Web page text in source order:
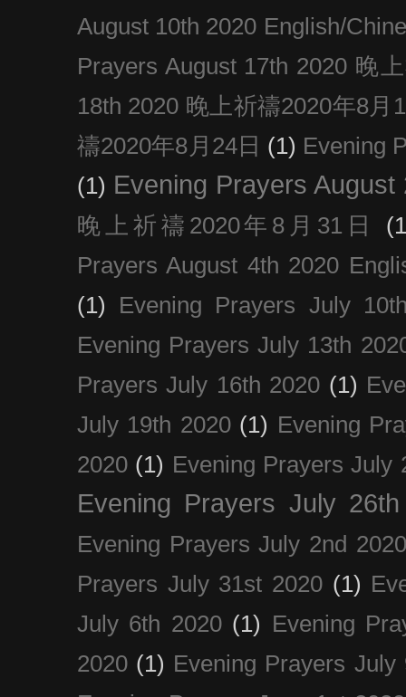
August 10th 2020 English/
Prayers August 17th 2020 晚
18th 2020 晚上祈禱2020年8月
禱2020年8月24日 (1) Evening
(1) Evening Prayers August
晚上祈禱2020年8月31日
Prayers August 4th 2020
(1)
Evening Prayers July
Evening Prayers July 13th
Prayers July 16th 2020 (1)
July 19th 2020 (1) Evening
2020 (1) Evening Prayers July
Evening Prayers July
Evening Prayers July 2nd 2020
Prayers July 31st 2020 (1)
July 6th 2020 (1) Evening
2020 (1) Evening Prayers July